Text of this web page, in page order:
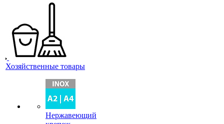
Хозяйственные товары
Нержавеющий